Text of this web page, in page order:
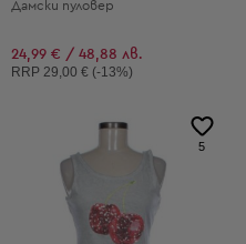
Дамски пуловер
24,99 € / 48,88 лв.
Препоръчителна цена:
RRP29,00 € (-13%)
5